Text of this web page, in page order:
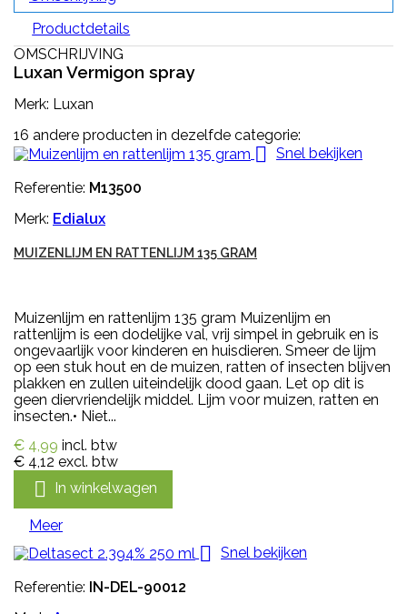
Productdetails
OMSCHRIJVING
Luxan Vermigon spray
Merk: Luxan
16 andere producten in dezelfde categorie:
 Snel bekijken
Referentie: M13500
Merk: Edialux
MUIZENLIJM EN RATTENLIJM 135 GRAM
Muizenlijm en rattenlijm 135 gram Muizenlijm en
rattenlijm is een dodelijke val, vrij simpel in gebruik en is
ongevaarlijk voor kinderen en huisdieren. Smeer de lijm
op een stuk hout en de muizen, ratten of insecten blijven
plakken en zullen uiteindelijk dood gaan. Let op dit is
geen diervriendelijk middel. Lijm voor muizen, ratten en
insecten.• Niet...
€ 4,99 incl. btw
€ 4,12 excl. btw
 In winkelwagen
Meer
 Snel bekijken
Referentie: IN-DEL-90012